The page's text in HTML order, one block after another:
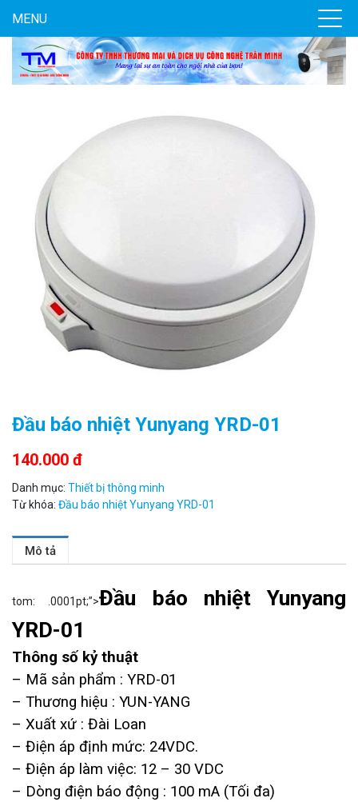
MENU
Đầu báo nhiệt Yunyang YRD-01
140.000 đ
Danh mục: Thiết bị thông minh
Từ khóa: Đầu báo nhiệt Yunyang YRD-01
Mô tả
tom: .0001pt;”>Đầu báo nhiệt Yunyang
YRD-01
Thông số kỷ thuật
– Mã sản phẩm : YRD-01
– Thương hiệu : YUN-YANG
– Xuất xứ : Đài Loan
– Điện áp định mức: 24VDC.
– Điện áp làm việc: 12 – 30 VDC
– Dòng điện báo động : 100 mA (Tối đa)
Camera Wifi thông minh EZVIZ H6c Pro 3M 2K Tặng thẻ 64G
560.000 đ
1.670.000 đ
MUA NGAY
Camera WiFi EZVIZ H8C 2K 4MP tích hợp Ai thông minh
1.939.000 đ
MUA NGAY